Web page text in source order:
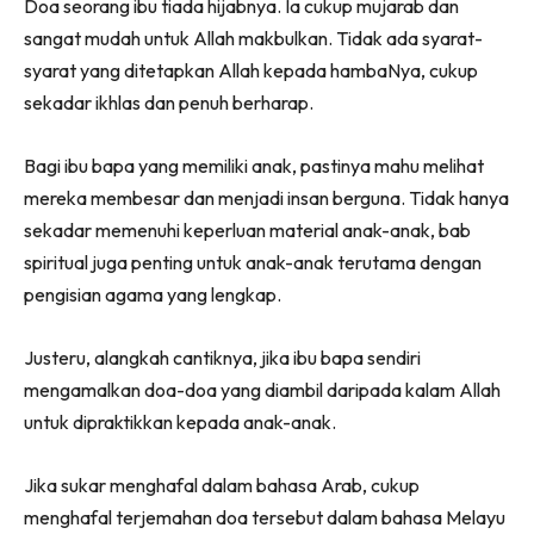
(Twitter)
Doa seorang ibu tiada hijabnya. Ia cukup mujarab dan
sangat mudah untuk Allah makbulkan. Tidak ada syarat-
syarat yang ditetapkan Allah kepada hambaNya, cukup
sekadar ikhlas dan penuh berharap.
Bagi ibu bapa yang memiliki anak, pastinya mahu melihat
mereka membesar dan menjadi insan berguna. Tidak hanya
sekadar memenuhi keperluan material anak-anak, bab
spiritual juga penting untuk anak-anak terutama dengan
pengisian agama yang lengkap.
Justeru, alangkah cantiknya, jika ibu bapa sendiri
mengamalkan doa-doa yang diambil daripada kalam Allah
untuk dipraktikkan kepada anak-anak.
Jika sukar menghafal dalam bahasa Arab, cukup
menghafal terjemahan doa tersebut dalam bahasa Melayu